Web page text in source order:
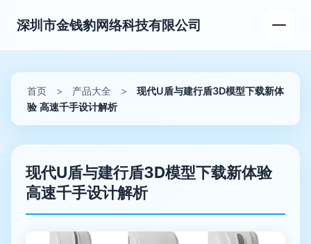
深圳市金钱豹网络科技有限公司
首页 > 产品大全 >
现代U盾与建行盾3D模型下载新体
验 高速千手设计解析
现代U盾与建行盾3D模型下载新体验
高速千手设计解析